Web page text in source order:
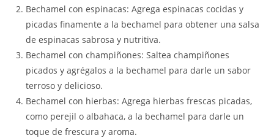
Bechamel con espinacas: Agrega espinacas cocidas y
picadas finamente a la bechamel para obtener una salsa
de espinacas sabrosa y nutritiva.
Bechamel con champiñones: Saltea champiñones
picados y agrégalos a la bechamel para darle un sabor
terroso y delicioso.
Bechamel con hierbas: Agrega hierbas frescas picadas,
como perejil o albahaca, a la bechamel para darle un
toque de frescura y aroma.